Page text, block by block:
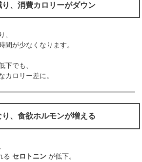
、消費カロリーがダウン
、
間が少なくなります。
下でも、
カロリー差に。
、食欲ホルモンが増える
るセロトニン が低下。